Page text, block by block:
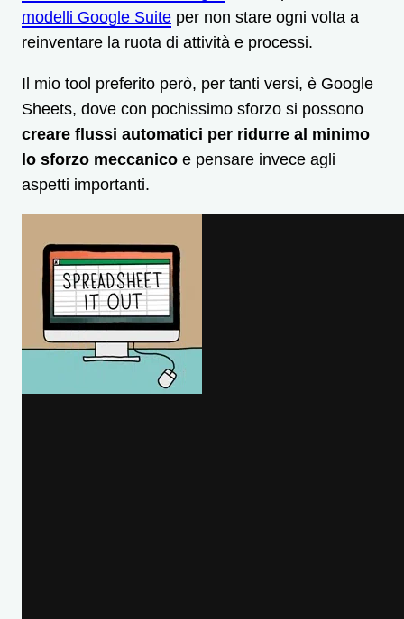
modelli Google Suite per non stare ogni volta a
reinventare la ruota di attività e processi.
Il mio tool preferito però, per tanti versi, è Google
Sheets, dove con pochissimo sforzo si possono
creare flussi automatici per ridurre al minimo
lo sforzo meccanico e pensare invece agli
aspetti importanti.